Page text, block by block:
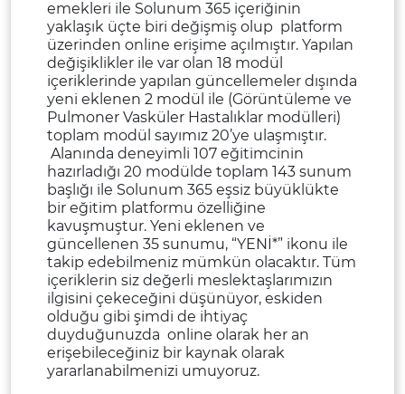
emekleri ile Solunum 365 içeriğinin
yaklaşık üçte biri değişmiş olup platform
üzerinden online erişime açılmıştır. Yapılan
değişiklikler ile var olan 18 modül
içeriklerinde yapılan güncellemeler dışında
yeni eklenen 2 modül ile (Görüntüleme ve
Pulmoner Vasküler Hastalıklar modülleri)
toplam modül sayımız 20’ye ulaşmıştır.
Alanında deneyimli 107 eğitimcinin
hazırladığı 20 modülde toplam 143 sunum
başlığı ile Solunum 365 eşsiz büyüklükte
bir eğitim platformu özelliğine
kavuşmuştur. Yeni eklenen ve
güncellenen 35 sunumu, “YENİ*” ikonu ile
takip edebilmeniz mümkün olacaktır. Tüm
içeriklerin siz değerli meslektaşlarımızın
ilgisini çekeceğini düşünüyor, eskiden
olduğu gibi şimdi de ihtiyaç
duyduğunuzda online olarak her an
erişebileceğiniz bir kaynak olarak
yararlanabilmenizi umuyoruz.